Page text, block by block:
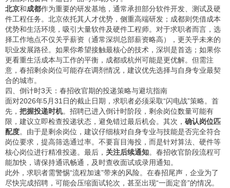
北京和成都作为重要的研发基地，通常承担部分软件开发、测试及硬
件工程任务。北京依托其人才优势，侧重高端研发；成都则凭借成本
优势和生活环境，吸引大量软件及硬件工程师。对于求职者而言，选
择工作地点不仅关乎薪资（通常深圳总部薪资略高），更关乎未来的
职业发展路径。如果你希望接触最核心的技术，深圳是首选；如果你
更看重生活成本与工作的平衡，成都或杭州可能是更优解。但需注
意，春招剩余岗位可能存在调剂情况，建议优先选择与自身专业最契
合的城市。
四、倒计时3天：春招收官期的投递策略与避坑指南
面对2026年5月31日的截止日期，求职者必须采取“闪电战”策略。首
先， 把握投递时机。招聘已进入倒计时阶段，剩余岗位数量可能有
限，建议立即检查投递状态，避免错过最后机会。其次， 确认岗位匹
配度。由于是剩余岗位，建议仔细核对自身专业与技能是否完全符合
岗位要求，提高筛选通过率。不要盲目海投，而是针对算法、硬件等
核心岗位进行精准投递。最后， 关注后续通知。春招收官阶段流程可
能加快，请保持通讯畅通，及时查收面试或录用通知。
此外，求职者需警惕“流程加速”带来的风险。在春招尾声，企业为了
尽快完成招聘，可能会压缩面试轮次，甚至出现“一面定音”的情况。